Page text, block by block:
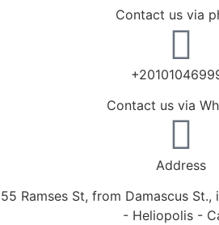
Contact us via
Contact us via
Address
55 Ramses St, from Damascus
- Heliopolis -